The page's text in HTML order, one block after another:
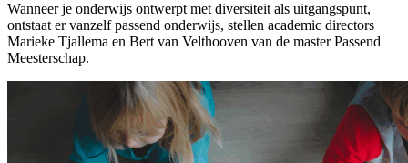
Wanneer je onderwijs ontwerpt met diversiteit als uitgangspunt,
ontstaat er vanzelf passend onderwijs, stellen academic directors
Marieke Tjallema en Bert van Velthooven van de master Passend
Meesterschap.